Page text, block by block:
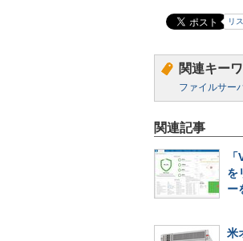
リ
関連キー
ファイルサー
関連記事
を
ー
米